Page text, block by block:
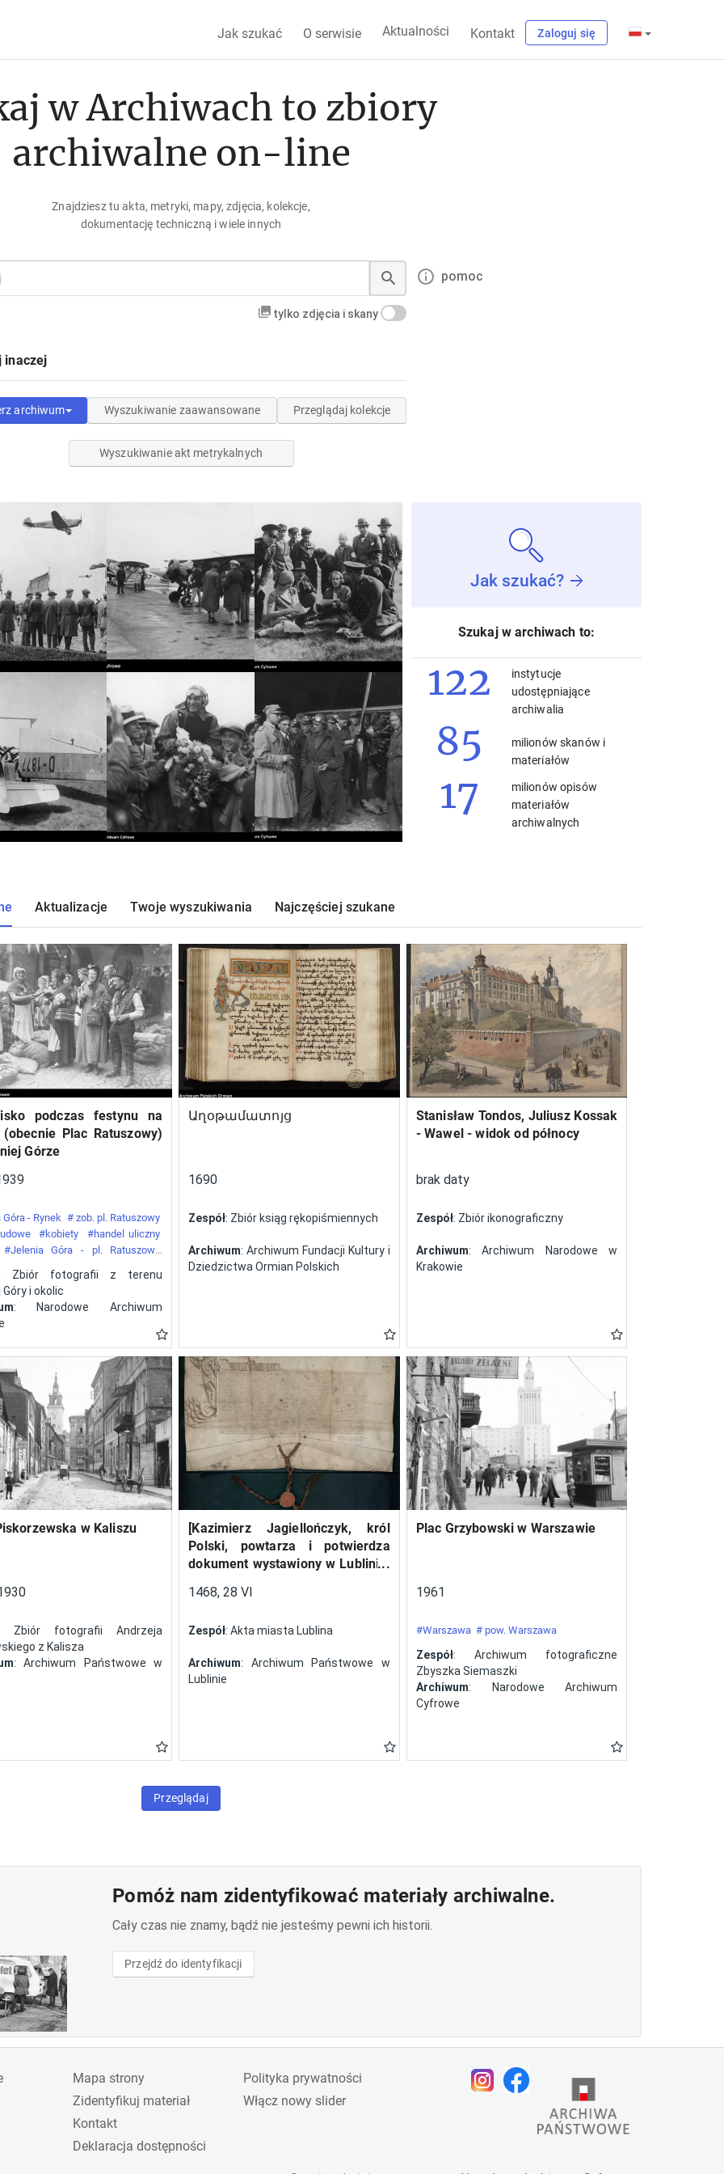
Jak szukać O serwisie Aktualności Kontakt Zaloguj się
w Archiwach to zbiory
archiwalne on-line
Znajdziesz tu akta, metryki, mapy, zdjęcia, kolekcje,
dokumentację techniczną i wiele innych
tylko zdjęcia i skany
pomoc
inaczej
archiwum Wyszukiwanie zaawansowane Przeglądaj kolekcje
Wyszukiwanie akt metrykalnych
Jak szukać?
Szukaj w archiwach to:
122
instytucje
udostępniające
archiwalia
85
milionów skanów i
materiałów
17
milionów opisów
materiałów
archiwalnych
Aktualizacje Twoje wyszukiwania Najczęściej szukane
podczas festynu na
(obecnie Plac Ratuszowy)
Górze
- Rynek # zob. pl. Ratuszowy
#kobiety
#handel uliczny
#Jelenia Góra - pl. Ratuszowy
Zbiór fotografii z terenu
i okolic
: Narodowe Archiwum
Աղօթամատոյց
1690
Zespół: Zbiór ksiąg rękopiśmiennych
Archiwum: Archiwum Fundacji Kultury i
Dziedzictwa Ormian Polskich
Stanisław Tondos, Juliusz Kossak
- Wawel - widok od północy
brak daty
Zespół: Zbiór ikonograficzny
Archiwum: Archiwum Narodowe w
Krakowie
w Kaliszu
Zbiór fotografii Andrzeja
z Kalisza
: Archiwum Państwowe w
[Kazimierz Jagiellończyk, król
Polski, powtarza i potwierdza
dokument wystawiony w Lublinie,
Szczekocin, starostę
1468, 28 VI
Zespół: Akta miasta Lublina
Archiwum: Archiwum Państwowe w
Lublinie
Plac Grzybowski w Warszawie
1961
#Warszawa # pow. Warszawa
Zespół: Archiwum fotograficzne
Zbyszka Siemaszki
Archiwum: Narodowe Archiwum
Cyfrowe
Przeglądaj
Pomóż nam zidentyfikować materiały archiwalne.
Cały czas nie znamy, bądź nie jesteśmy pewni ich historii.
Przejdź do identyfikacji
Mapa strony
Zidentyfikuj materiał
Kontakt
Deklaracja dostępności
Polityka prywatności
Włącz nowy slider